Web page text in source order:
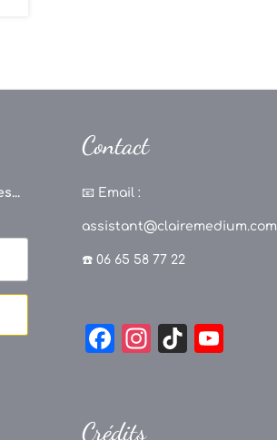
Contact
📧 Email :
assistant@clairemedium.com
☎️ 06 65 58 77 22
F
e
In
Ti
Crédits